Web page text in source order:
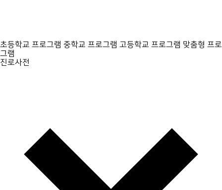
초등학교 프로그램 중학교 프로그램 고등학교 프로그램 맞춤형 프로
그램
진로사전